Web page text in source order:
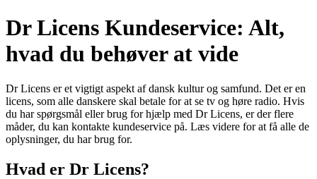
Dr Licens Kundeservice: Alt,
hvad du behøver at vide
Dr Licens er et vigtigt aspekt af dansk kultur og samfund. Det er en
licens, som alle danskere skal betale for at se tv og høre radio. Hvis
du har spørgsmål eller brug for hjælp med Dr Licens, er der flere
måder, du kan kontakte kundeservice på. Læs videre for at få alle de
oplysninger, du har brug for.
Hvad er Dr Licens?